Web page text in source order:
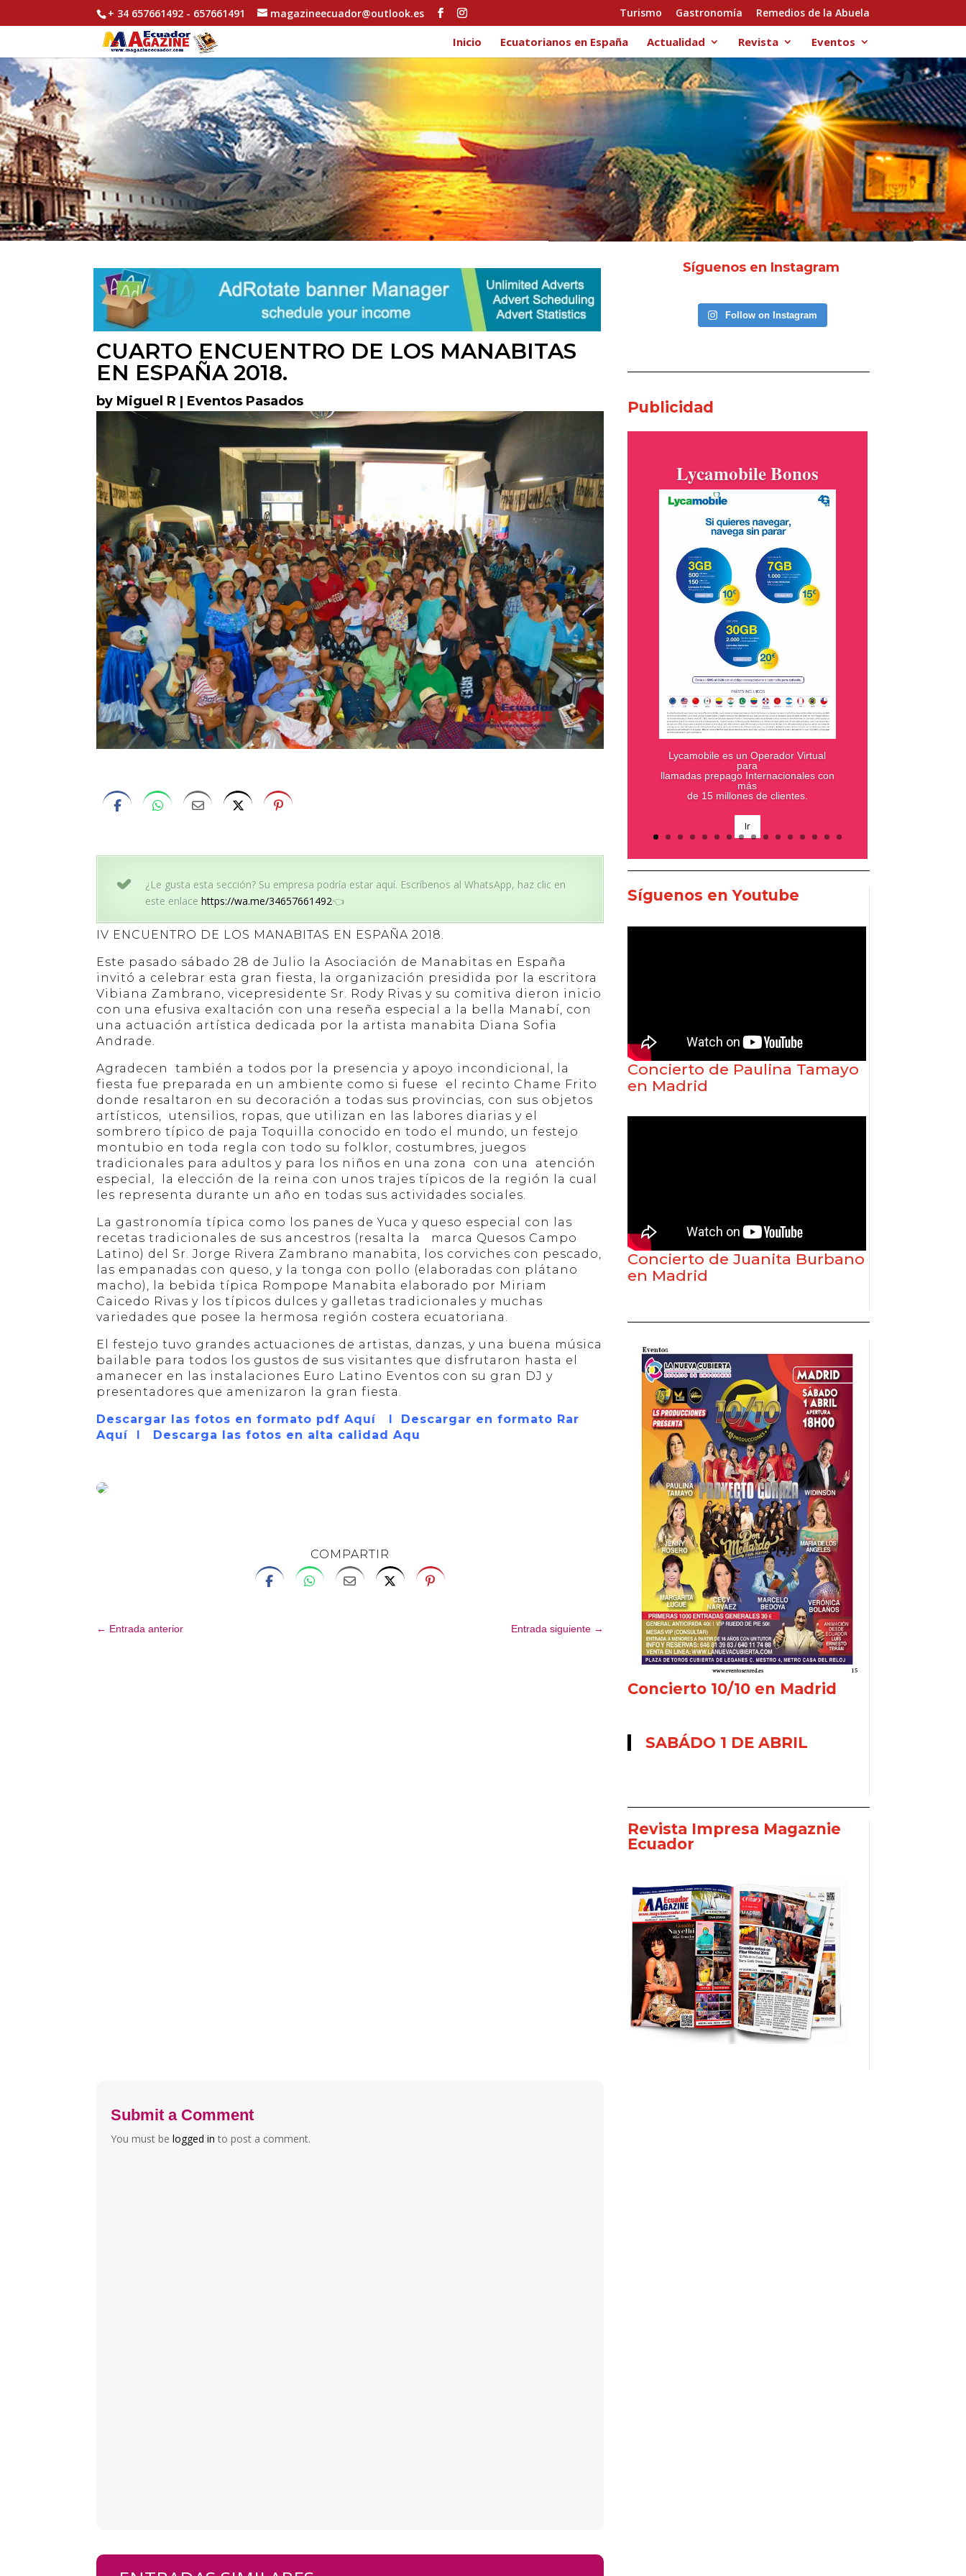
+ 34 657661492 - 657661491 magazineecuador@outlook.es Turismo Gastronomía Remedios de la Abuela
Inicio Ecuatorianos en España Actualidad Revista Eventos
CUARTO ENCUENTRO DE LOS MANABITAS
EN ESPAÑA 2018.
by Miguel R | Eventos Pasados
¿Le gusta esta sección? Su empresa podría estar aquí. Escríbenos al WhatsApp, haz clic en
este enlacehttps://wa.me/34657661492👈
IV ENCUENTRO DE LOS MANABITAS EN ESPAÑA 2018.
Este pasado sábado 28 de Julio la Asociación de Manabitas en España
invitó a celebrar esta gran fiesta, la organización presidida por la escritora
Vibiana Zambrano, vicepresidente Sr. Rody Rivas y su comitiva dieron inicio
con una efusiva exaltación con una reseña especial a la bella Manabí, con
una actuación artística dedicada por la artista manabita Diana Sofia
Andrade.
Agradecen también a todos por la presencia y apoyo incondicional, la
fiesta fue preparada en un ambiente como si fuese el recinto Chame Frito
donde resaltaron en su decoración a todas sus provincias, con sus objetos
artísticos, utensilios, ropas, que utilizan en las labores diarias y el
sombrero típico de paja Toquilla conocido en todo el mundo, un festejo
montubio en toda regla con todo su folklor, costumbres, juegos
tradicionales para adultos y para los niños en una zona con una atención
especial, la elección de la reina con unos trajes típicos de la región la cual
les representa durante un año en todas sus actividades sociales.
La gastronomía típica como los panes de Yuca y queso especial con las
recetas tradicionales de sus ancestros (resalta la marca Quesos Campo
Latino) del Sr. Jorge Rivera Zambrano manabita, los corviches con pescado,
las empanadas con queso, y la tonga con pollo (elaboradas con plátano
macho), la bebida típica Rompope Manabita elaborado por Miriam
Caicedo Rivas y los típicos dulces y galletas tradicionales y muchas
variedades que posee la hermosa región costera ecuatoriana.
El festejo tuvo grandes actuaciones de artistas, danzas, y una buena música
bailable para todos los gustos de sus visitantes que disfrutaron hasta el
amanecer en las instalaciones Euro Latino Eventos con su gran DJ y
presentadores que amenizaron la gran fiesta.
Descargar las fotos en formato pdf Aquí Ι Descargar en formato Rar
Aquí Ι Descarga las fotos en alta calidad Aqu
COMPARTIR
← Entrada anterior Entrada siguiente →
Submit a Comment
You must belogged in to post a comment.
Síguenos en Instagram
Follow on Instagram
Publicidad
Lycamobile Bonos
Lycamobile es un Operador Virtual
para
llamadas prepago Internacionales con
más
de 15 millones de clientes.
Ir
En Goya tenemos una amplísima
variedad de productos
Síguenos en Youtube
Concierto de Paulina Tamayo
en Madrid
Concierto de Juanita Burbano
en Madrid
Concierto 10/10 en Madrid
SABÁDO 1 DE ABRIL
Revista Impresa Magaznie
Ecuador